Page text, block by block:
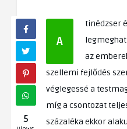
5
A
tinédzser
legmeghatározóbb időszakot jelentik
az
szellemi fejlődés
véglegessé a
míg a csontozat
százaléka ekkor